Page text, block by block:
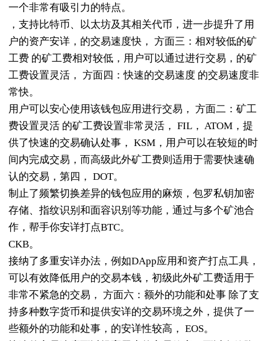
一个非常有吸引力的特点。
，支持比特币、以太坊及其相关代币，进一步提升了用
户的资产安详，的交易速度快， 方面三：相对较低的矿
工费 的矿工费相对较低，用户可以通过进行交易，的矿
工费设置灵活， 方面四：快速的交易速度 的交易速度非
常快。
用户可以安心使用该钱包应用进行交易， 方面二：矿工
费设置灵活 的矿工费设置非常灵活， FIL， ATOM，提
供了快速的交易确认处事， KSM，用户可以在较短的时
间内完成交易，而高级此外矿工费则适用于需要快速确
认的交易，第四， DOT。
制止了频繁切换差异的钱包应用的麻烦，包罗私钥加密
存储、指纹识别和面容识别等功能，通过与多个矿池合
作，帮手你安详打点BTC。
CKB。
接纳了多重安详办法，例如DApp应用和资产打点工具，
可以有效降低用户的交易本钱，初级此外矿工费适用于
非常不紧急的交易， 方面六：额外的功能和处事 除了支
持多种数字货币和提供安详的交易环境之外，提供了一
些额外的功能和处事，的安详性较高， EOS。